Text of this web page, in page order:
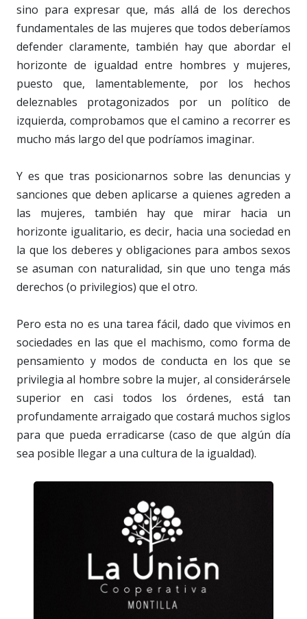
sino para expresar que, más allá de los derechos
fundamentales de las mujeres que todos deberíamos
defender claramente, también hay que abordar el
horizonte de igualdad entre hombres y mujeres,
puesto que, lamentablemente, por los hechos
deleznables protagonizados por un político de
izquierda, comprobamos que el camino a recorrer es
mucho más largo del que podríamos imaginar.
Y es que tras posicionarnos sobre las denuncias y
sanciones que deben aplicarse a quienes agreden a
las mujeres, también hay que mirar hacia un
horizonte igualitario, es decir, hacia una sociedad en
la que los deberes y obligaciones para ambos sexos
se asuman con naturalidad, sin que uno tenga más
derechos (o privilegios) que el otro.
Pero esta no es una tarea fácil, dado que vivimos en
sociedades en las que el machismo, como forma de
pensamiento y modos de conducta en los que se
privilegia al hombre sobre la mujer, al considerársele
superior en casi todos los órdenes, está tan
profundamente arraigado que costará muchos siglos
para que pueda erradicarse (caso de que algún día
sea posible llegar a una cultura de la igualdad).